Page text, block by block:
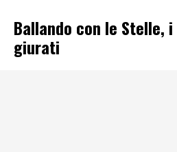
Ballando con le Stelle,
giurati